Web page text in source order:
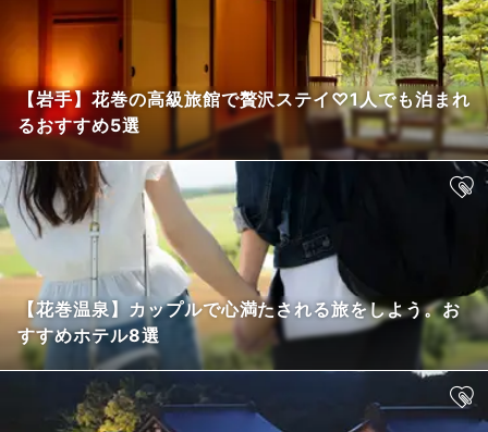
【岩手】花巻の高級旅館で贅沢ステイ♡1人でも泊まれ
るおすすめ5選
【花巻温泉】カップルで心満たされる旅をしよう。お
すすめホテル8選